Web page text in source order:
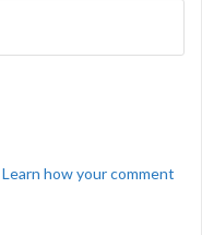
Learn how your comment